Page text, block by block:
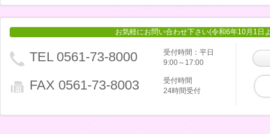
お気軽にお問い合わせ下さい(令和6年10月1日
TEL 0561-73-8000
受付時間：平日
9:00～17:00
FAX 0561-73-8003
受付時間
24時間受付